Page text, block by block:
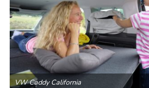
VW Caddy California